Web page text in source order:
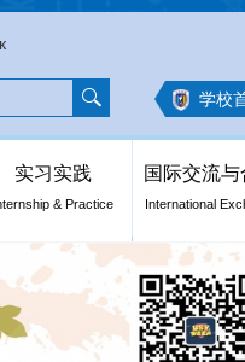
学校
实习实践
& Practice
国际交流与
International